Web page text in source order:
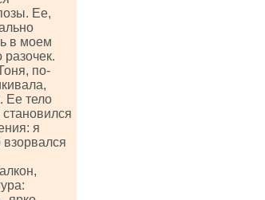
Ее,
в моем
разочек.
по-
Ее тело
я
взорвался